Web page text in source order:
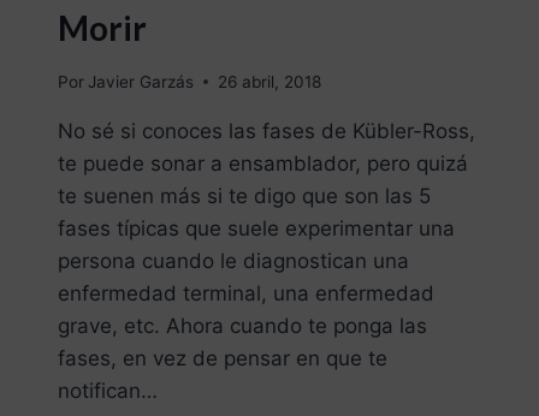
Morir
Por Javier Garzás 26 abril, 2018
No sé si conoces las fases de Kübler-Ross,
te puede sonar a ensamblador, pero quizá
te suenen más si te digo que son las 5
fases típicas que suele experimentar una
persona cuando le diagnostican una
enfermedad terminal, una enfermedad
grave, etc. Ahora cuando te ponga las
fases, en vez de pensar en que te
notifican…